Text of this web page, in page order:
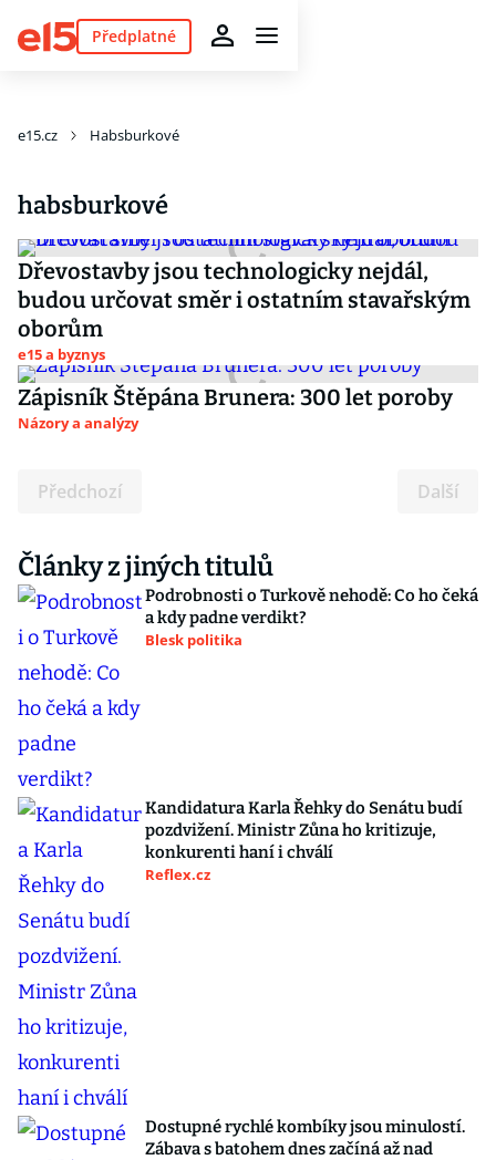
Předplatné
e15.cz Habsburkové
habsburkové
Dřevostavby jsou technologicky nejdál,
budou určovat směr i ostatním stavařským
oborům
e15 a byznys
Zápisník Štěpána Brunera: 300 let poroby
Názory a analýzy
Předchozí Další
Články z jiných titulů
Podrobnosti o Turkově nehodě: Co ho čeká
a kdy padne verdikt?
Blesk politika
Kandidatura Karla Řehky do Senátu budí
pozdvižení. Ministr Zůna ho kritizuje,
konkurenti haní i chválí
Reflex.cz
Dostupné rychlé kombíky jsou minulostí.
Zábava s batohem dnes začíná až nad